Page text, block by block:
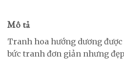
Mô tả
Tranh hoa hướng dương
bức tranh đơn giản nhưng